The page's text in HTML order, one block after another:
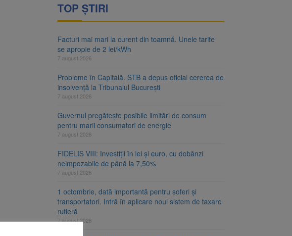
TOP ȘTIRI
Facturi mai mari la curent din toamnă. Unele tarife
se apropie de 2 lei/kWh
7 august 2026
Probleme în Capitală. STB a depus oficial cererea de
insolvență la Tribunalul București
7 august 2026
Guvernul pregătește posibile limitări de consum
pentru marii consumatori de energie
7 august 2026
FIDELIS VIII: Investiții în lei și euro, cu dobânzi
neimpozabile de până la 7,50%
7 august 2026
1 octombrie, dată importantă pentru șoferi și
transportatori. Intră în aplicare noul sistem de taxare
rutieră
7 august 2026